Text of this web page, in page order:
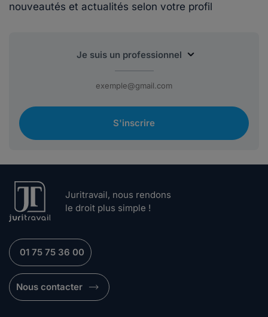
nouveautés et actualités selon votre profil
S'inscrire
Juritravail, nous rendons
le droit plus simple !
01 75 75 36 00
Nous contacter